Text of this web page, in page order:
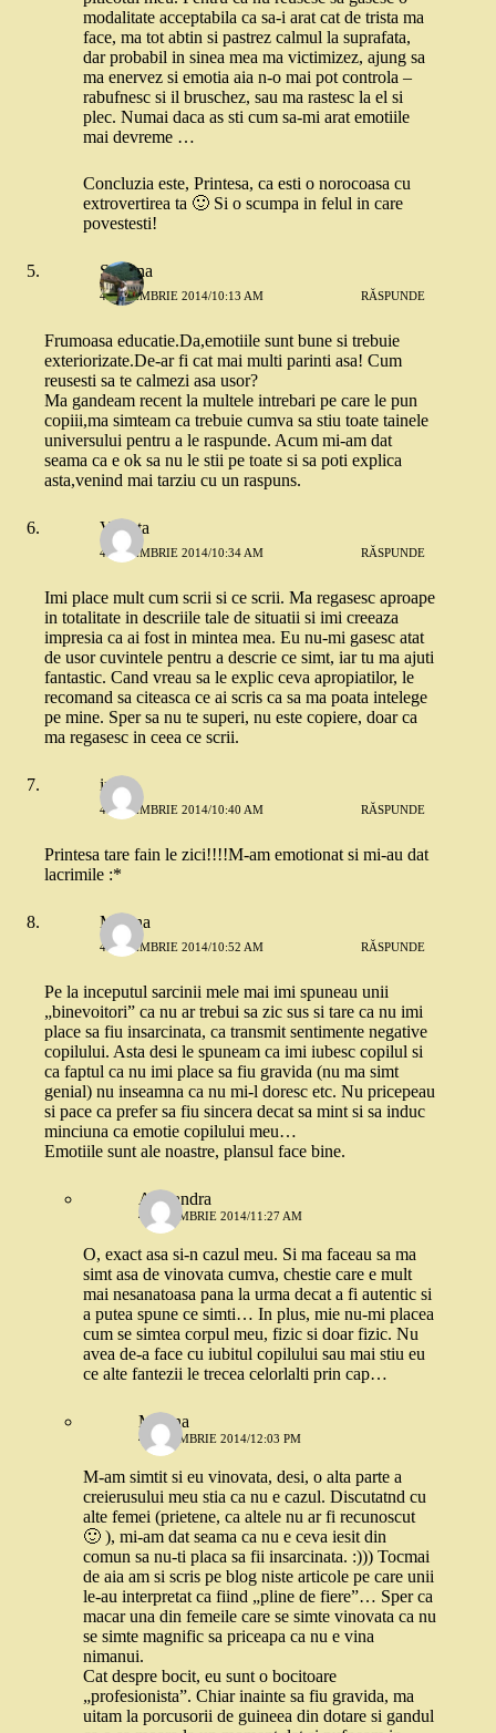
modalitate acceptabila ca sa-i arat cat de trista ma
face, ma tot abtin si pastrez calmul la suprafata,
dar probabil in sinea mea ma victimizez, ajung sa
ma enervez si emotia aia n-o mai pot controla –
rabufnesc si il bruschez, sau ma rastesc la el si
plec. Numai daca as sti cum sa-mi arat emotiile
mai devreme …
Concluzia este, Printesa, ca esti o norocoasa cu
extrovertirea ta 🙂 Si o scumpa in felul in care
povestesti!
Simona
4 NOIEMBRIE 2014/10:13 AM RĂSPUNDE
Frumoasa educatie.Da,emotiile sunt bune si trebuie
exteriorizate.De-ar fi cat mai multi parinti asa! Cum
reusesti sa te calmezi asa usor?
Ma gandeam recent la multele intrebari pe care le pun
copiii,ma simteam ca trebuie cumva sa stiu toate tainele
universului pentru a le raspunde. Acum mi-am dat
seama ca e ok sa nu le stii pe toate si sa poti explica
asta,venind mai tarziu cu un raspuns.
Violeta
4 NOIEMBRIE 2014/10:34 AM RĂSPUNDE
Imi place mult cum scrii si ce scrii. Ma regasesc aproape
in totalitate in descriile tale de situatii si imi creeaza
impresia ca ai fost in mintea mea. Eu nu-mi gasesc atat
de usor cuvintele pentru a descrie ce simt, iar tu ma ajuti
fantastic. Cand vreau sa le explic ceva apropiatilor, le
recomand sa citeasca ce ai scris ca sa ma poata intelege
pe mine. Sper sa nu te superi, nu este copiere, doar ca
ma regasesc in ceea ce scrii.
irina
4 NOIEMBRIE 2014/10:40 AM RĂSPUNDE
Printesa tare fain le zici!!!!M-am emotionat si mi-au dat
lacrimile :*
Mirona
4 NOIEMBRIE 2014/10:52 AM RĂSPUNDE
Pe la inceputul sarcinii mele mai imi spuneau unii
„binevoitori” ca nu ar trebui sa zic sus si tare ca nu imi
place sa fiu insarcinata, ca transmit sentimente negative
copilului. Asta desi le spuneam ca imi iubesc copilul si
ca faptul ca nu imi place sa fiu gravida (nu ma simt
genial) nu inseamna ca nu mi-l doresc etc. Nu pricepeau
si pace ca prefer sa fiu sincera decat sa mint si sa induc
minciuna ca emotie copilului meu…
Emotiile sunt ale noastre, plansul face bine.
Alexandra
4 NOIEMBRIE 2014/11:27 AM
O, exact asa si-n cazul meu. Si ma faceau sa ma
simt asa de vinovata cumva, chestie care e mult
mai nesanatoasa pana la urma decat a fi autentic si
a putea spune ce simti… In plus, mie nu-mi placea
cum se simtea corpul meu, fizic si doar fizic. Nu
avea de-a face cu iubitul copilului sau mai stiu eu
ce alte fantezii le trecea celorlalti prin cap…
Mirona
4 NOIEMBRIE 2014/12:03 PM
M-am simtit si eu vinovata, desi, o alta parte a
creierusului meu stia ca nu e cazul. Discutatnd cu
alte femei (prietene, ca altele nu ar fi recunoscut
🙂 ), mi-am dat seama ca nu e ceva iesit din
comun sa nu-ti placa sa fii insarcinata. :))) Tocmai
de aia am si scris pe blog niste articole pe care unii
le-au interpretat ca fiind „pline de fiere”… Sper ca
macar una din femeile care se simte vinovata ca nu
se simte magnific sa priceapa ca nu e vina
nimanui.
Cat despre bocit, eu sunt o bocitoare
„profesionista”. Chiar inainte sa fiu gravida, ma
uitam la porcusorii de guineea din dotare si gandul